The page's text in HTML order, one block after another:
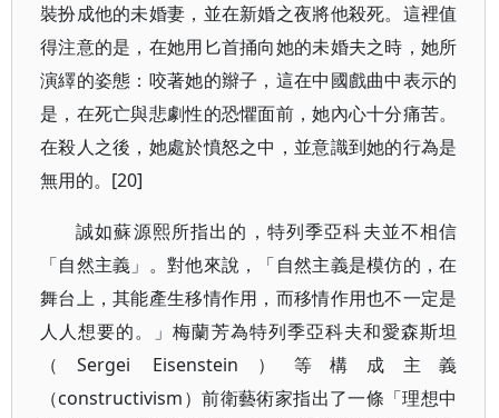
裝扮成他的未婚妻，並在新婚之夜將他殺死。這裡值
得注意的是，在她用匕首捅向她的未婚夫之時，她所
演繹的姿態：咬著她的辮子，這在中國戲曲中表示的
是，在死亡與悲劇性的恐懼面前，她內心十分痛苦。
在殺人之後，她處於憤怒之中，並意識到她的行為是
無用的。[20]
誠如蘇源熙所指出的，特列季亞科夫並不相信
「自然主義」。對他來說，「自然主義是模仿的，在
舞台上，其能產生移情作用，而移情作用也不一定是
人人想要的。」梅蘭芳為特列季亞科夫和愛森斯坦
（Sergei Eisenstein）等構成主義
（constructivism）前衛藝術家指出了一條「理想中